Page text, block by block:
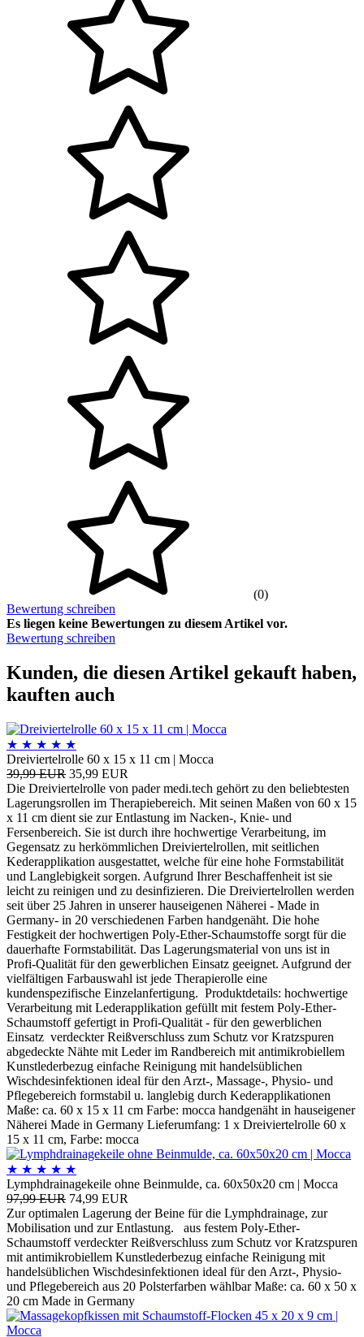
(0)
Bewertung schreiben
Es liegen keine Bewertungen zu diesem Artikel vor.
Bewertung schreiben
Kunden, die diesen Artikel gekauft haben,
kauften auch
★ ★ ★ ★ ★
Dreiviertelrolle 60 x 15 x 11 cm | Mocca
39,99 EUR 35,99 EUR
Die Dreiviertelrolle von pader medi.tech gehört zu den beliebtesten
Lagerungsrollen im Therapiebereich. Mit seinen Maßen von 60 x 15
x 11 cm dient sie zur Entlastung im Nacken-, Knie- und
Fersenbereich. Sie ist durch ihre hochwertige Verarbeitung, im
Gegensatz zu herkömmlichen Dreiviertelrollen, mit seitlichen
Kederapplikation ausgestattet, welche für eine hohe Formstabilität
und Langlebigkeit sorgen. Aufgrund Ihrer Beschaffenheit ist sie
leicht zu reinigen und zu desinfizieren. Die Dreiviertelrollen werden
seit über 25 Jahren in unserer hauseigenen Näherei - Made in
Germany- in 20 verschiedenen Farben handgenäht. Die hohe
Festigkeit der hochwertigen Poly-Ether-Schaumstoffe sorgt für die
dauerhafte Formstabilität. Das Lagerungsmaterial von uns ist in
Profi-Qualität für den gewerblichen Einsatz geeignet. Aufgrund der
vielfältigen Farbauswahl ist jede Therapierolle eine
kundenspezifische Einzelanfertigung. Produktdetails: hochwertige
Verarbeitung mit Lederapplikation gefüllt mit festem Poly-Ether-
Schaumstoff gefertigt in Profi-Qualität - für den gewerblichen
Einsatz verdeckter Reißverschluss zum Schutz vor Kratzspuren
abgedeckte Nähte mit Leder im Randbereich mit antimikrobiellem
Kunstlederbezug einfache Reinigung mit handelsüblichen
Wischdesinfektionen ideal für den Arzt-, Massage-, Physio- und
Pflegebereich formstabil u. langlebig durch Kederapplikationen
Maße: ca. 60 x 15 x 11 cm Farbe: mocca handgenäht in hauseigener
Näherei Made in Germany Lieferumfang: 1 x Dreiviertelrolle 60 x
15 x 11 cm, Farbe: mocca
★ ★ ★ ★ ★
Lymphdrainagekeile ohne Beinmulde, ca. 60x50x20 cm | Mocca
97,99 EUR 74,99 EUR
Zur optimalen Lagerung der Beine für die Lymphdrainage, zur
Mobilisation und zur Entlastung. aus festem Poly-Ether-
Schaumstoff verdeckter Reißverschluss zum Schutz vor Kratzspuren
mit antimikrobiellem Kunstlederbezug einfache Reinigung mit
handelsüblichen Wischdesinfektionen ideal für den Arzt-, Physio-
und Pflegebereich aus 20 Polsterfarben wählbar Maße: ca. 60 x 50 x
20 cm Made in Germany